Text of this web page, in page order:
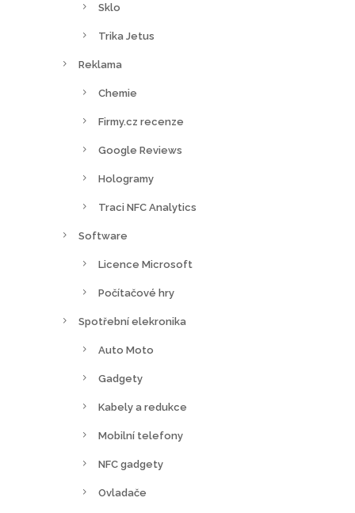
Sklo
Trika Jetus
Reklama
Chemie
Firmy.cz recenze
Google Reviews
Hologramy
Traci NFC Analytics
Software
Licence Microsoft
Počítačové hry
Spotřební elekronika
Auto Moto
Gadgety
Kabely a redukce
Mobilní telefony
NFC gadgety
Ovladače